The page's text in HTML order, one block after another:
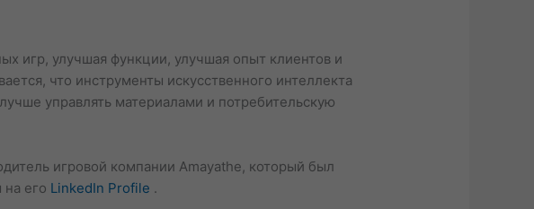
игр, улучшая функции, улучшая опыт клиентов и
что инструменты искусственного интеллекта
управлять материалами и потребительскую
игровой компании Amayathe, который был
его LinkedIn Profile .